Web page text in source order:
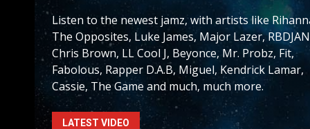
Listen to the newest jamz, with artists like
The Opposites, Luke James, Major Lazer,
Chris Brown, LL Cool J, Beyonce, Mr. Probz, Fit,
Fabolous, Rapper D.A.B, Miguel, Kendrick Lamar,
Cassie, The Game and much, much more.
LATEST VIDEO